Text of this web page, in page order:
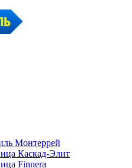
Монтеррей
Каскад-Элит
Finnera